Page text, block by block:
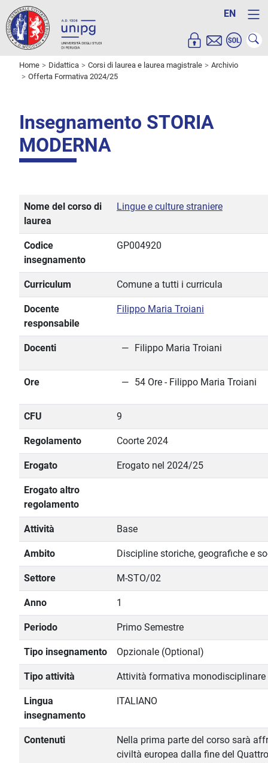
EN
Home Didattica Corsi di laurea e laurea magistrale
Archivio
Offerta Formativa 2024/25
Insegnamento STORIA
MODERNA
Nome del corso di
laurea
Lingue e culture straniere
Codice
insegnamento
GP004920
Curriculum Comune a tutti i curricula
Docente
responsabile
Filippo Maria Troiani
Docenti Filippo Maria Troiani
Ore 54 Ore - Filippo Maria Troiani
CFU 9
Regolamento Coorte 2024
Erogato Erogato nel 2024/25
Erogato altro
regolamento
Attività Base
Ambito Discipline storiche, geografiche e
Settore M-STO/02
Anno 1
Periodo Primo Semestre
Tipo insegnamento Opzionale (Optional)
Tipo attività Attività formativa monodisciplinare
Lingua
insegnamento
ITALIANO
Contenuti
Nella prima parte del corso sarà
civiltà europea dalla fine del